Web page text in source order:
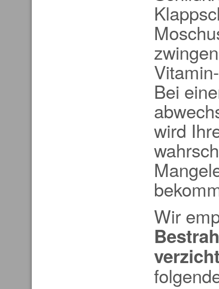
Bei
wird
Wir